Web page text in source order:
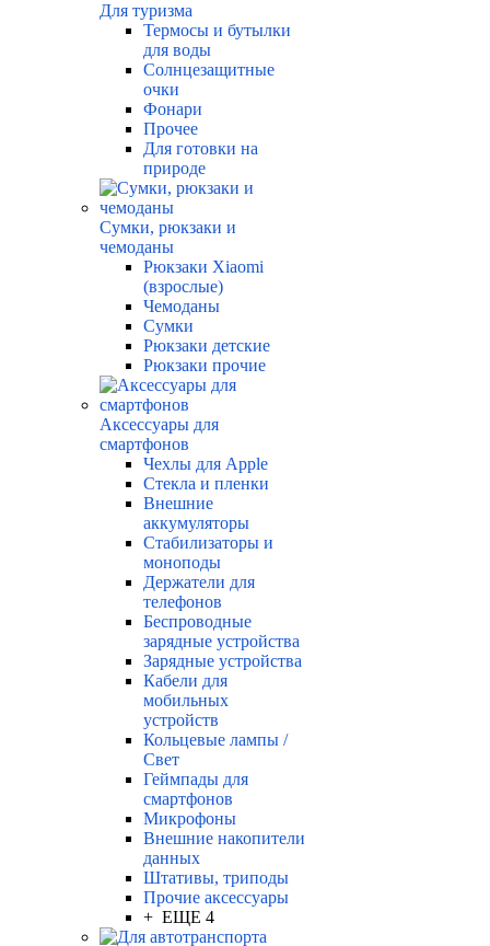
Для туризма
Термосы и бутылки
для воды
Солнцезащитные
очки
Фонари
Прочее
Для готовки на
природе
Сумки, рюкзаки и
чемоданы
Рюкзаки Xiaomi
(взрослые)
Чемоданы
Сумки
Рюкзаки детские
Рюкзаки прочие
Аксессуары для
смартфонов
Чехлы для Apple
Стекла и пленки
Внешние
аккумуляторы
Стабилизаторы и
моноподы
Держатели для
телефонов
Беспроводные
зарядные устройства
Зарядные устройства
Кабели для
мобильных
устройств
Кольцевые лампы /
Свет
Геймпады для
смартфонов
Микрофоны
Внешние накопители
данных
Штативы, триподы
Прочие аксессуары
+ ЕЩЕ 4